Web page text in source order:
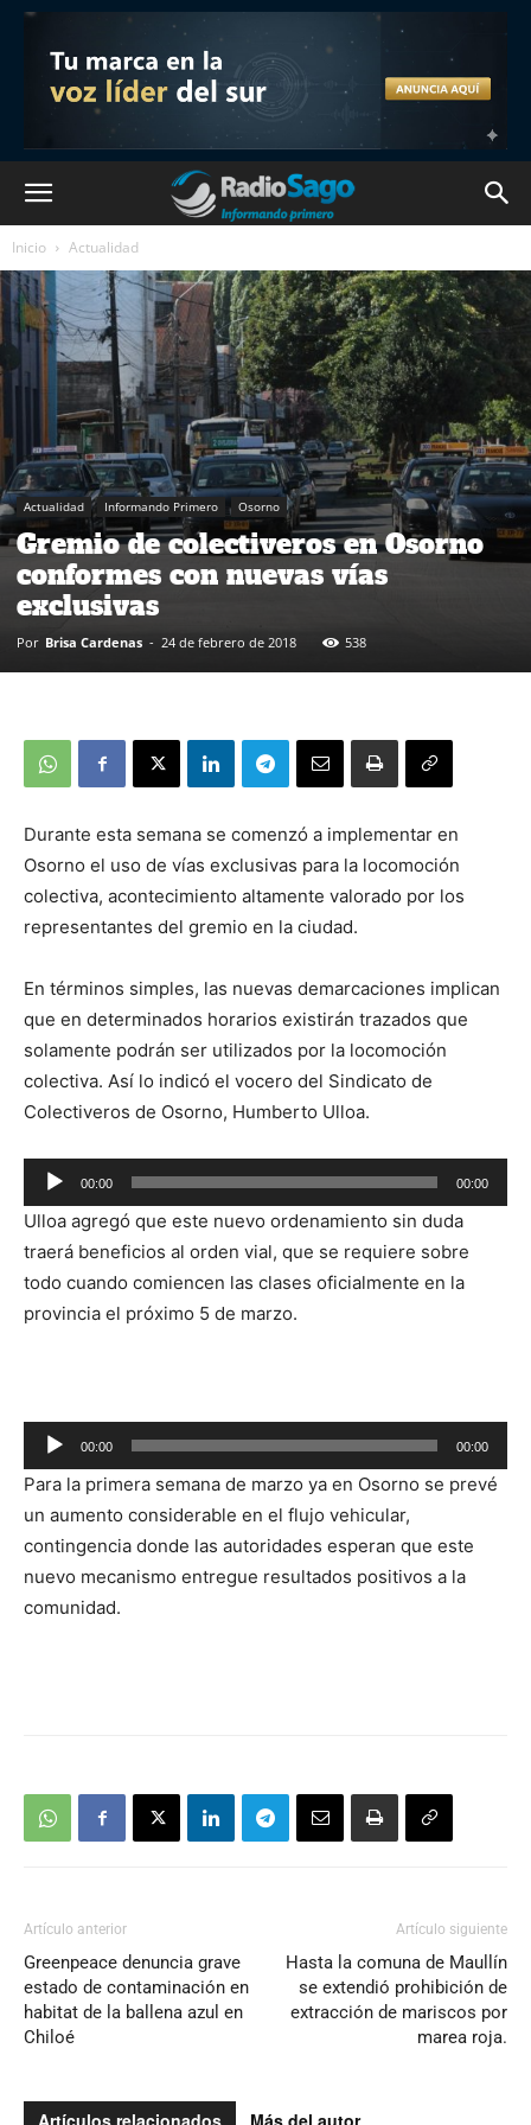
Inicio Actualidad
Actualidad Informando Primero Osorno
Gremio de colectiveros en Osorno
conformes con nuevas vías
exclusivas
Por Brisa Cardenas - 24 de febrero de 2018 538
Durante esta semana se comenzó a implementar en
Osorno el uso de vías exclusivas para la locomoción
colectiva, acontecimiento altamente valorado por los
representantes del gremio en la ciudad.
En términos simples, las nuevas demarcaciones implican
que en determinados horarios existirán trazados que
solamente podrán ser utilizados por la locomoción
colectiva. Así lo indicó el vocero del Sindicato de
Colectiveros de Osorno, Humberto Ulloa.
Reproductor
de
audio
00:00 00:00
Ulloa agregó que este nuevo ordenamiento sin duda
traerá beneficios al orden vial, que se requiere sobre
todo cuando comiencen las clases oficialmente en la
provincia el próximo 5 de marzo.
Reproductor
de
audio
00:00 00:00
Para la primera semana de marzo ya en Osorno se prevé
un aumento considerable en el flujo vehicular,
contingencia donde las autoridades esperan que este
nuevo mecanismo entregue resultados positivos a la
comunidad.
Artículo anterior
Greenpeace denuncia grave
estado de contaminación en
habitat de la ballena azul en
Chiloé
Artículo siguiente
Hasta la comuna de Maullín
se extendió prohibición de
extracción de mariscos por
marea roja.